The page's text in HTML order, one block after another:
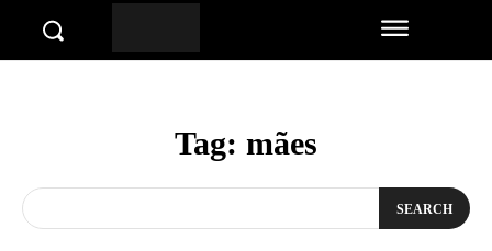
Tag: mães
SEARCH